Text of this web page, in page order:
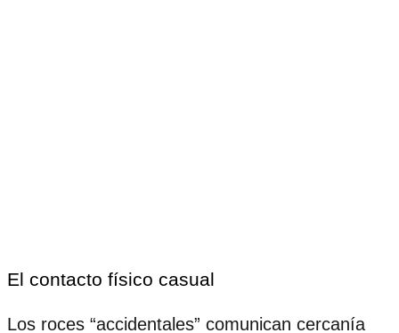
El contacto físico casual
Los roces “accidentales” comunican cercanía